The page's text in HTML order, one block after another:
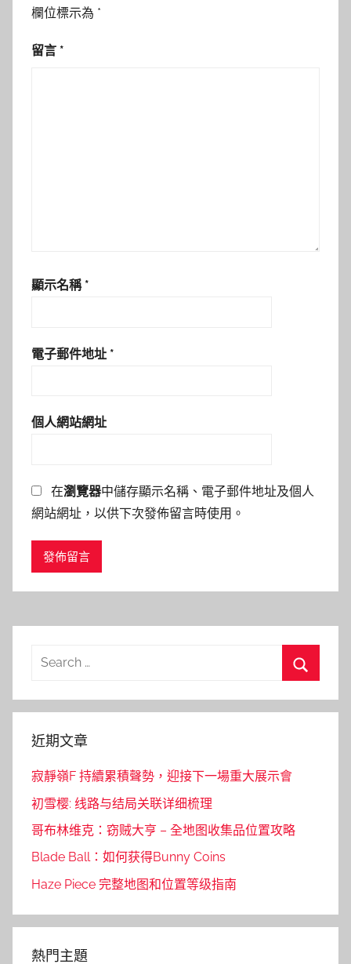
欄位標示為 *
留言 *
顯示名稱 *
電子郵件地址 *
個人網站網址
在瀏覽器中儲存顯示名稱、電子郵件地址及個人
網站網址，以供下次發佈留言時使用。
Search
近期文章
寂靜嶺F 持續累積聲勢，迎接下一場重大展示會
初雪樱: 线路与结局关联详细梳理
哥布林维克：窃贼大亨 – 全地图收集品位置攻略
Blade Ball：如何获得Bunny Coins
Haze Piece 完整地图和位置等级指南
熱門主題